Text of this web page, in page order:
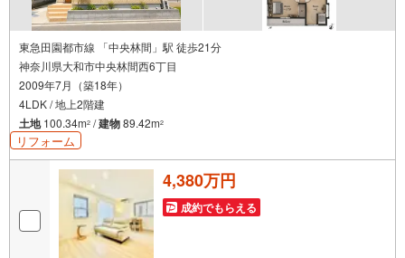
東急田園都市線 「中央林間」駅 徒歩21分
神奈川県大和市中央林間西6丁目
2009年7月（築18年）
4LDK / 地上2階建
土地100.34m2 /建物89.42m2
リフォーム
4,380万円
成約でもらえる